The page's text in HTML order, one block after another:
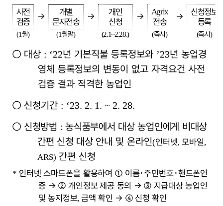
사전
검증
→
개별
문자전송
→
개인
신청
→ Agrix
전송
→
신청정보
등록
(1월) (1월말) (2.1~2.28.) (즉시) (즉시)
○ 대상 : ‘22년 기본직불 등록정보와 ’23년 농업경
영체 등록정보의 변동이 없고 자격요건 사전
검증 결과 적격한 농업인
○ 신청기간 : ‘23. 2. 1. ~ 2. 28.
○ 신청방법 :농식품부에서 대상 농업인에게 비대상
간편 신청 대상 안내 및 온라인(인터넷, 모바일,
ARS) 간편 신청
* 인터넷 스마트폰을 활용하여① 이름･주민번호･핸드폰인
증 → ②개인정보제공 동의 → ③ 지급대상 농업인
및 농지정보, 금액 확인 → ④ 신청 확인